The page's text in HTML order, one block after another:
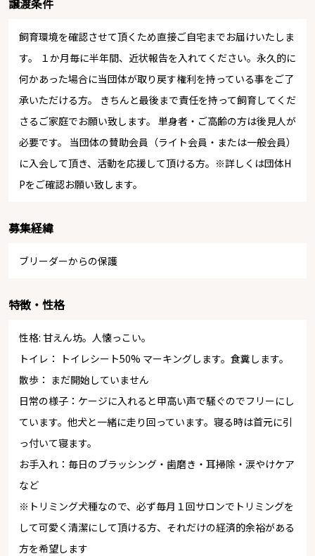
譲渡条件
飼育環境を確認させて頂くため直接ご自宅までお届けいたしま
す。 １か月毎に半年間、近状報告を入れてください。永久的に
何かあった場合に当団体が取り戻す権利を持っている事をご了
承いただける方。 きちんと最後まで責任を持って飼育してくだ
さるご家庭でお願い致します。 単身者・ご高齢の方は後見人が
必要です。 当団体の賛助会員（ライト会員・または一般会員）
に入会して頂き、活動を応援して頂ける方。※詳しくは団体H
Pをご確認お願い致します。
募集経緯
ブリーダーからの保護
特徴・性格
性格: 甘えん坊。人懐っこい。
トイレ： トイレシート50% マーキングします。食糞します。
散歩： まだ開始していません
日常の様子：ケージに入れると甲高い声で騒ぐのでフリーにし
ています。他犬と一緒に走り回っています。寝る時は首元に引
っ付いて寝ます。
お手入れ：毎日のブラッシング・歯磨き・耳掃除・涙やけケア
など
※トリミング犬種なので、必ず毎月１回サロンでトリミングを
して可愛く清潔にして頂ける方、それだけの経済的余裕がある
方を希望します